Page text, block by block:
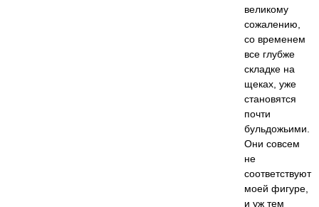
великому
сожалению,
со временем
все глубже
складке на
щеках, уже
становятся
почти
бульдожьими.
Они совсем
не
соответствуют
моей фигуре,
и уж тем